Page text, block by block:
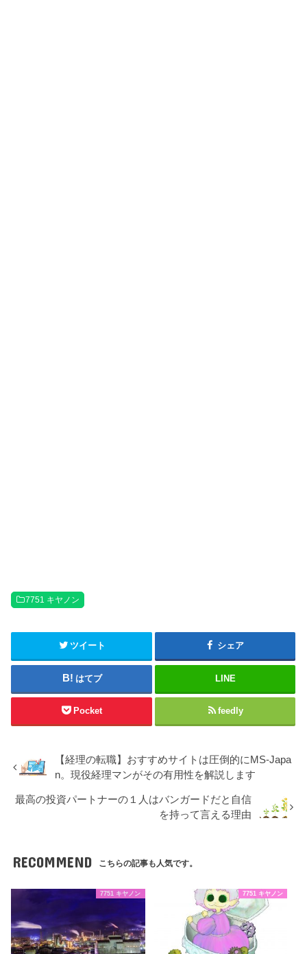
7751 キヤノン
ツイート シェア
はてブ LINE
Pocket feedly
【経理の転職】おすすめサイトは圧倒的にMS-Japa
n。現役経理マンがその有用性を解説します
最高の投資パートナーの１人はバンガードだと自信
を持って言える理由
RECOMMEND こちらの記事も人気です。
7751 キヤノン 7751 キヤノン